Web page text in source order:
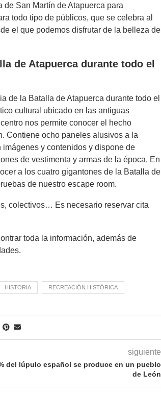
San Martín de Atapuerca para
todo tipo de públicos, que se celebra al
el que podemos disfrutar de la belleza de
de Atapuerca durante todo el
de la Batalla de Atapuerca durante todo el
cultural ubicado en las antiguas
nos permite conocer el hecho
Contiene ocho paneles alusivos a la
y contenidos y dispone de
de vestimenta y armas de la época. En
a los cuatro gigantones de la Batalla de
de nuestro escape room.
colectivos… Es necesario reservar cita
toda la información, además de
HISTORIA RECREACIÓN HISTÓRICA
siguiente
del lúpulo español se produce en un pueblo
de León